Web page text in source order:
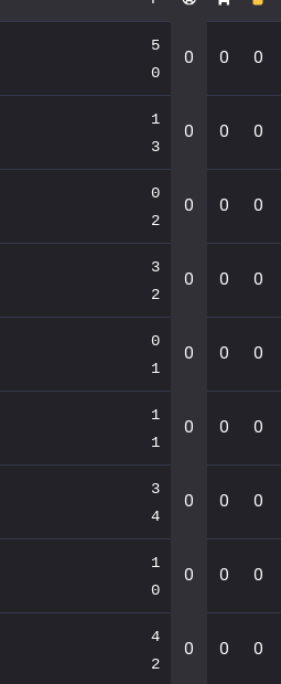
5
0
0 0 0
1
3
0 0 0
0
2
0 0 0
3
2
0 0 0
0
1
0 0 0
1
1
0 0 0
3
4
0 0 0
1
0
0 0 0
4
2
0 0 0